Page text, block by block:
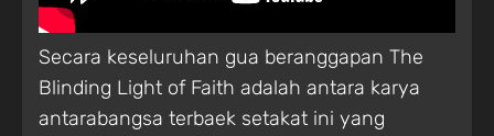
Secara keseluruhan gua beranggapan The
Blinding Light of Faith adalah antara karya
antarabangsa terbaek setakat ini yang